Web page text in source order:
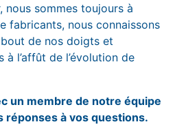
nous sommes toujours à
fabricants, nous connaissons
de nos doigts et
l’affût de l’évolution de
un membre de notre équipe
réponses à vos questions.